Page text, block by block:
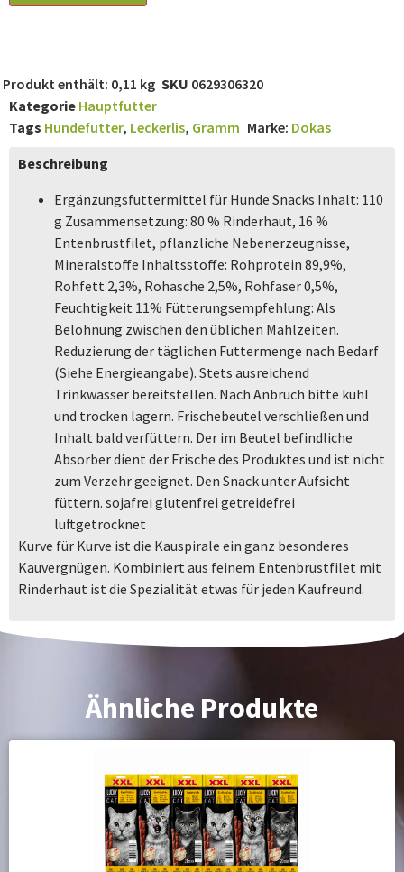
Produkt enthält: 0,11 kg SKU 0629306320
Kategorie Hauptfutter
Tags Hundefutter, Leckerlis, Gramm Marke: Dokas
Beschreibung
Ergänzungsfuttermittel für Hunde Snacks Inhalt: 110
g Zusammensetzung: 80 % Rinderhaut, 16 %
Entenbrustfilet, pflanzliche Nebenerzeugnisse,
Mineralstoffe Inhaltsstoffe: Rohprotein 89,9%,
Rohfett 2,3%, Rohasche 2,5%, Rohfaser 0,5%,
Feuchtigkeit 11% Fütterungsempfehlung: Als
Belohnung zwischen den üblichen Mahlzeiten.
Reduzierung der täglichen Futtermenge nach Bedarf
(Siehe Energieangabe). Stets ausreichend
Trinkwasser bereitstellen. Nach Anbruch bitte kühl
und trocken lagern. Frischebeutel verschließen und
Inhalt bald verfüttern. Der im Beutel befindliche
Absorber dient der Frische des Produktes und ist nicht
zum Verzehr geeignet. Den Snack unter Aufsicht
füttern. sojafrei glutenfrei getreidefrei
luftgetrocknet
Kurve für Kurve ist die Kauspirale ein ganz besonderes
Kauvergnügen. Kombiniert aus feinem Entenbrustfilet mit
Rinderhaut ist die Spezialität etwas für jeden Kaufreund.
Ähnliche Produkte